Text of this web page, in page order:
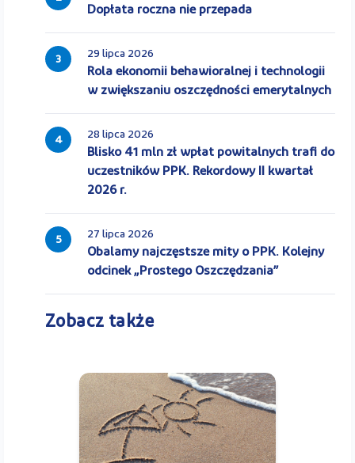
Dopłata roczna nie przepada
3 29 lipca 2026
Rola ekonomii behawioralnej i technologii
w zwiększaniu oszczędności emerytalnych
4 28 lipca 2026
Blisko 41 mln zł wpłat powitalnych trafi do
uczestników PPK. Rekordowy II kwartał
2026 r.
5 27 lipca 2026
Obalamy najczęstsze mity o PPK. Kolejny
odcinek „Prostego Oszczędzania”
Zobacz także